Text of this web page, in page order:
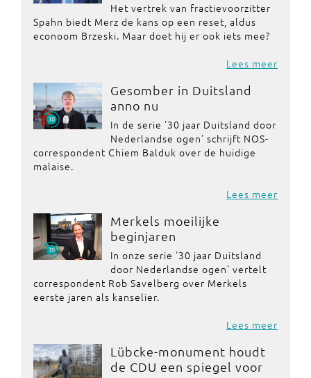
Het vertrek van fractievoorzitter
Spahn biedt Merz de kans op een reset, aldus
econoom Brzeski. Maar doet hij er ook iets mee?
Lees meer
Gesomber in Duitsland
anno nu
In de serie '30 jaar Duitsland door
Nederlandse ogen' schrijft NOS-
correspondent Chiem Balduk over de huidige
malaise.
Lees meer
Merkels moeilijke
beginjaren
In onze serie '30 jaar Duitsland
door Nederlandse ogen' vertelt
correspondent Rob Savelberg over Merkels
eerste jaren als kanselier.
Lees meer
Lübcke-monument houdt
de CDU een spiegel voor